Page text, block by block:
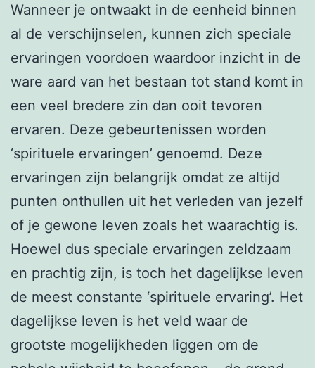
Wanneer je ontwaakt in de eenheid binnen
al de verschijnselen, kunnen zich speciale
ervaringen voordoen waardoor inzicht in de
ware aard van het bestaan tot stand komt in
een veel bredere zin dan ooit tevoren
ervaren. Deze gebeurtenissen worden
‘spirituele ervaringen’ genoemd. Deze
ervaringen zijn belangrijk omdat ze altijd
punten onthullen uit het verleden van jezelf
of je gewone leven zoals het waarachtig is.
Hoewel dus speciale ervaringen zeldzaam
en prachtig zijn, is toch het dagelijkse leven
de meest constante ‘spirituele ervaring’. Het
dagelijkse leven is het veld waar de
grootste mogelijkheden liggen om de